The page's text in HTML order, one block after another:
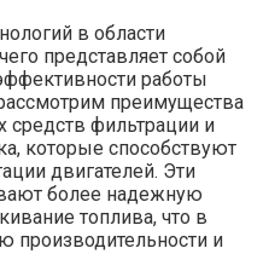
в области
представляет собой
работы
преимущества
средств фильтрации и
которые способствуют
двигателей. Эти
более надежную
топлива, что в
производительности и